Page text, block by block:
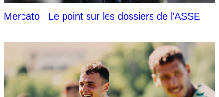
Mercato : Le point sur les dossiers de l'ASSE